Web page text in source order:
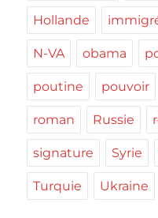
Hollande
N-VA obama
poutine pouvoir
roman Russie
signature Syrie
Turquie Ukraine